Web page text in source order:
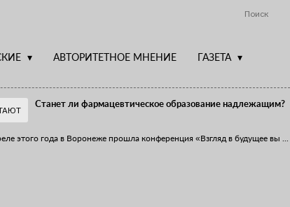
Поиск
АВТОРИТЕТНОЕ МНЕНИЕ ГАЗЕТА
Станет ли фармацевтическое образование надлежащим?
этого года в Воронеже прошла конференция «Взгляд в будущее вы